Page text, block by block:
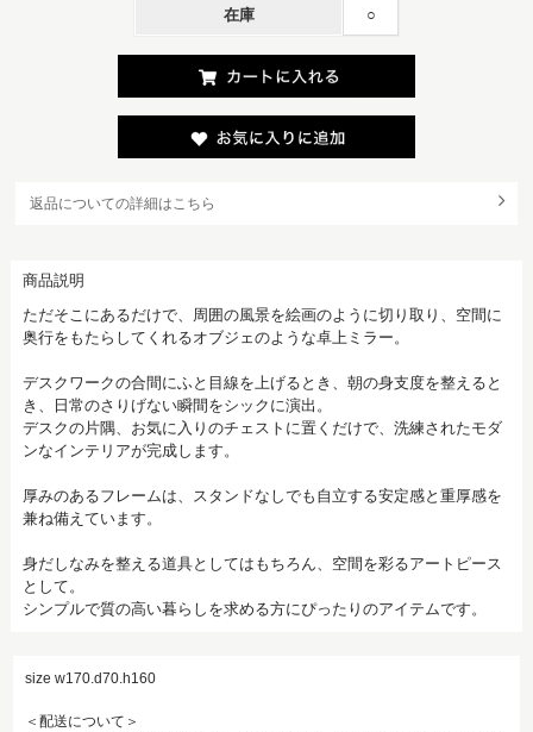
在庫 ○
返品についての詳細はこちら
商品説明
ただそこにあるだけで、周囲の風景を絵画のように切り取り、空間に
奥行をもたらしてくれるオブジェのような卓上ミラー。
デスクワークの合間にふと目線を上げるとき、朝の身支度を整えると
き、日常のさりげない瞬間をシックに演出。
デスクの片隅、お気に入りのチェストに置くだけで、洗練されたモダ
ンなインテリアが完成します。
厚みのあるフレームは、スタンドなしでも自立する安定感と重厚感を
兼ね備えています。
身だしなみを整える道具としてはもちろん、空間を彩るアートピース
として。
シンプルで質の高い暮らしを求める方にぴったりのアイテムです。
size w170.d70.h160
＜配送について＞